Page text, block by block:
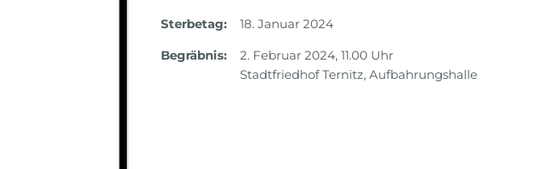
Sterbetag: 18. Januar 2024
Begräbnis:
2. Februar 2024, 11.00 Uhr
Stadtfriedhof Ternitz, Aufbahrungshalle